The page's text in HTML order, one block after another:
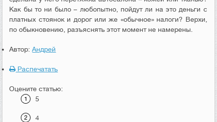
Как бы то ни было – любопытно, пойдут ли на это деньги с
платных стоянок и дорог или же «обычное» налоги? Верхи,
по обыкновению, разъяснять этот момент не намерены.
Автор:Андрей
Распечатать
Оцените статью:
5
4